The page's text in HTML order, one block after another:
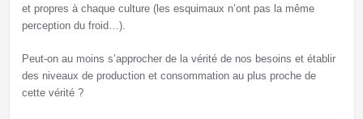
et propres à chaque culture (les esquimaux n’ont pas la même
perception du froid…).
Peut-on au moins s’approcher de la vérité de nos besoins et établir
des niveaux de production et consommation au plus proche de
cette vérité ?